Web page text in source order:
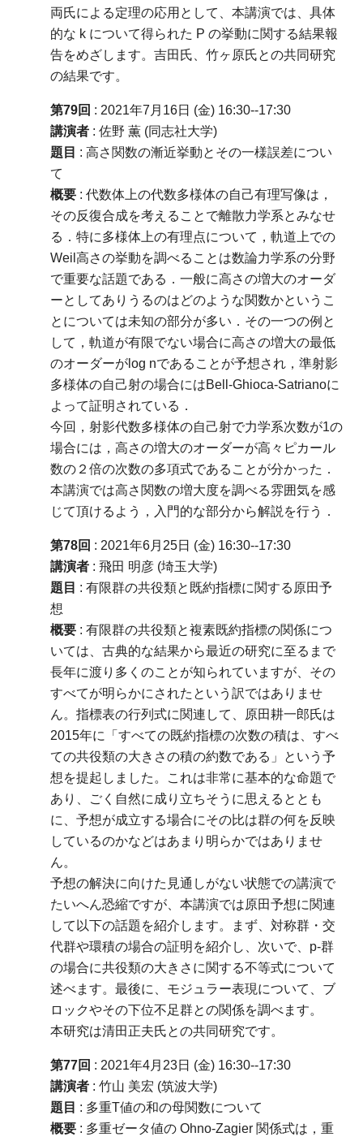
両氏による定理の応用として、本講演では、具体
的な k について得られた P の挙動に関する結果報
告をめざします。吉田氏、竹ヶ原氏との共同研究
の結果です。
第79回 : 2021年7月16日 (金) 16:30--17:30
講演者 : 佐野 薫 (同志社大学)
題目 : 高さ関数の漸近挙動とその一様誤差につい
て
概要 : 代数体上の代数多様体の自己有理写像は，
その反復合成を考えることで離散力学系とみなせ
る．特に多様体上の有理点について，軌道上での
Weil高さの挙動を調べることは数論力学系の分野
で重要な話題である．一般に高さの増大のオーダ
ーとしてありうるのはどのような関数かというこ
とについては未知の部分が多い．その一つの例と
して，軌道が有限でない場合に高さの増大の最低
のオーダーがlog nであることが予想され，準射影
多様体の自己射の場合にはBell-Ghioca-Satrianoに
よって証明されている．
今回，射影代数多様体の自己射で力学系次数が1の
場合には，高さの増大のオーダーが高々ピカール
数の２倍の次数の多項式であることが分かった．
本講演では高さ関数の増大度を調べる雰囲気を感
じて頂けるよう，入門的な部分から解説を行う．
第78回 : 2021年6月25日 (金) 16:30--17:30
講演者 : 飛田 明彦 (埼玉大学)
題目 : 有限群の共役類と既約指標に関する原田予
想
概要 : 有限群の共役類と複素既約指標の関係につ
いては、古典的な結果から最近の研究に至るまで
長年に渡り多くのことが知られていますが、その
すべてが明らかにされたという訳ではありませ
ん。指標表の行列式に関連して、原田耕一郎氏は
2015年に「すべての既約指標の次数の積は、すべ
ての共役類の大きさの積の約数である」という予
想を提起しました。これは非常に基本的な命題で
あり、ごく自然に成り立ちそうに思えるととも
に、予想が成立する場合にその比は群の何を反映
しているのかなどはあまり明らかではありませ
ん。
予想の解決に向けた見通しがない状態での講演で
たいへん恐縮ですが、本講演では原田予想に関連
して以下の話題を紹介します。まず、対称群・交
代群や環積の場合の証明を紹介し、次いで、p-群
の場合に共役類の大きさに関する不等式について
述べます。最後に、モジュラー表現について、ブ
ロックやその下位不足群との関係を調べます。
本研究は清田正夫氏との共同研究です。
第77回 : 2021年4月23日 (金) 16:30--17:30
講演者 : 竹山 美宏 (筑波大学)
題目 : 多重T値の和の母関数について
概要 : 多重ゼータ値の Ohno-Zagier 関係式は，重